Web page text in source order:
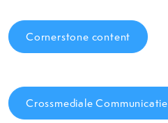
Cornerstone content
Crossmediale Communicatie